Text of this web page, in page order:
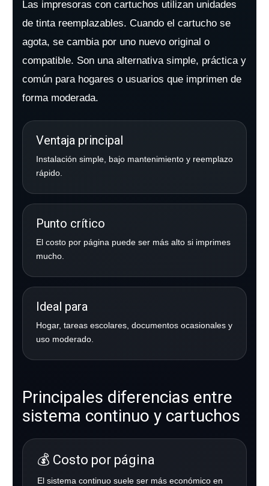
Las impresoras con cartuchos utilizan unidades
de tinta reemplazables. Cuando el cartucho se
agota, se cambia por uno nuevo original o
compatible. Son una alternativa simple, práctica y
común para hogares o usuarios que imprimen de
forma moderada.
Ventaja principal
Instalación simple, bajo mantenimiento y reemplazo
rápido.
Punto crítico
El costo por página puede ser más alto si imprimes
mucho.
Ideal para
Hogar, tareas escolares, documentos ocasionales y
uso moderado.
Principales diferencias entre
sistema continuo y cartuchos
💰 Costo por página
El sistema continuo suele ser más económico en